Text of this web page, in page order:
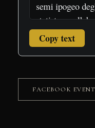
Copy text
FACEBOOK EVENT